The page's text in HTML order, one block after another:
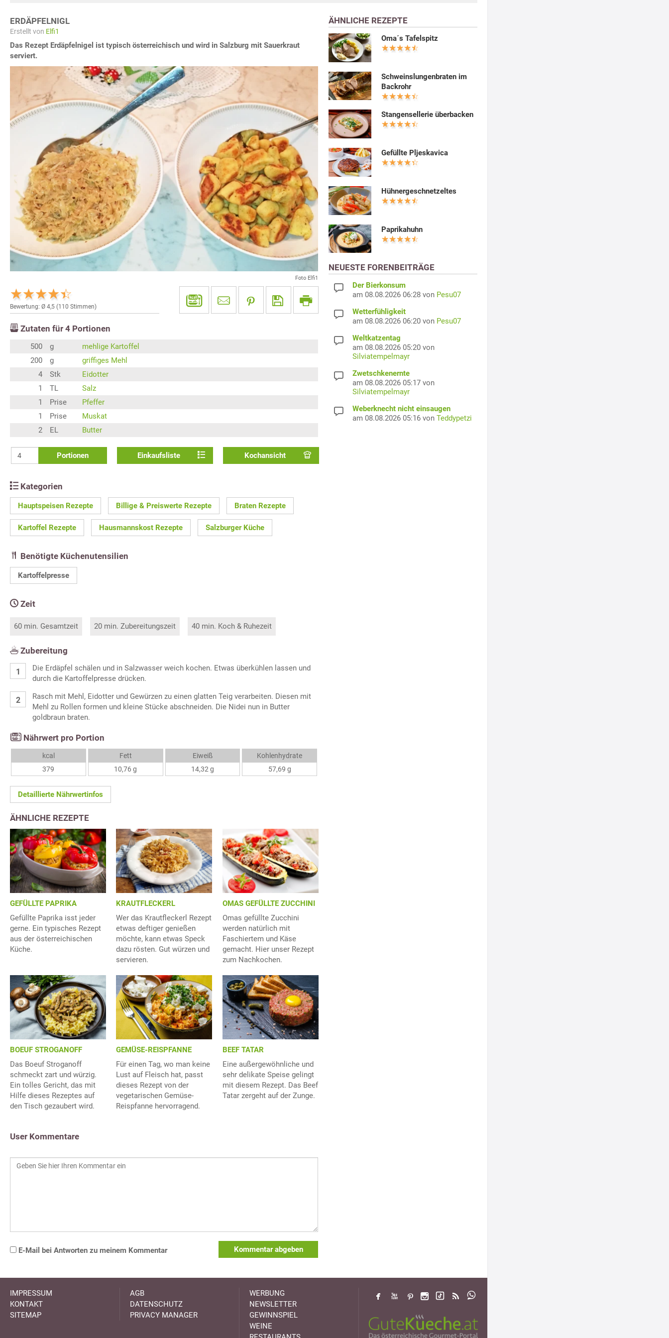
ERDÄPFELNIGL
Erstellt von Elfi1
Das Rezept Erdäpfelnigel ist typisch österreichisch und wird in Salzburg mit Sauerkraut
serviert.
Foto Elfi1
Bewertung: Ø 4,5 (110 Stimmen)
Zutaten für 4 Portionen
500 g
mehlige Kartoffel
200
g
griffiges Mehl
4
Stk
Eidotter
1
TL
Salz
1
Prise
Pfeffer
1
Prise
Muskat
2
EL Butter
Portionen Einkaufsliste Kochansicht
Kategorien
Hauptspeisen Rezepte Billige & Preiswerte Rezepte Braten Rezepte
Kartoffel Rezepte Hausmannskost Rezepte Salzburger Küche
Benötigte Küchenutensilien
Kartoffelpresse
Zeit
60 min. Gesamtzeit 20 min. Zubereitungszeit 40 min. Koch & Ruhezeit
Zubereitung
Die Erdäpfel schälen und in Salzwasser weich kochen. Etwas überkühlen lassen und
durch die Kartoffelpresse drücken.
Rasch mit Mehl, Eidotter und Gewürzen zu einen glatten Teig verarbeiten. Diesen mit
Mehl zu Rollen formen und kleine Stücke abschneiden. Die Nidei nun in Butter
goldbraun braten.
Nährwert pro Portion
kcal
379
Fett
10,76 g
Eiweiß
14,32 g
Kohlenhydrate
57,69 g
Detaillierte Nährwertinfos
ÄHNLICHE REZEPTE
GEFÜLLTE PAPRIKA
Gefüllte Paprika isst jeder
gerne. Ein typisches Rezept
aus der österreichischen
Küche.
KRAUTFLECKERL
Wer das Krautfleckerl Rezept
etwas deftiger genießen
möchte, kann etwas Speck
dazu rösten. Gut würzen und
servieren.
OMAS GEFÜLLTE ZUCCHINI
Omas gefüllte Zucchini
werden natürlich mit
Faschiertem und Käse
gemacht. Hier unser Rezept
zum Nachkochen.
BOEUF STROGANOFF
Das Boeuf Stroganoff
schmeckt zart und würzig.
Ein tolles Gericht, das mit
Hilfe dieses Rezeptes auf
den Tisch gezaubert wird.
GEMÜSE-REISPFANNE
Für einen Tag, wo man keine
Lust auf Fleisch hat, passt
dieses Rezept von der
vegetarischen Gemüse-
Reispfanne hervorragend.
BEEF TATAR
Eine außergewöhnliche und
sehr delikate Speise gelingt
mit diesem Rezept. Das Beef
Tatar zergeht auf der Zunge.
User Kommentare
E-Mail bei Antworten zu meinem Kommentar Kommentar abgeben
ÄHNLICHE REZEPTE
Oma´s Tafelspitz
Schweinslungenbraten im
Backrohr
Stangensellerie überbacken
Gefüllte Pljeskavica
Hühnergeschnetzeltes
Paprikahuhn
NEUESTE FORENBEITRÄGE
Der Bierkonsum
am 08.08.2026 06:28 von Pesu07
Wetterfühligkeit
am 08.08.2026 06:20 von Pesu07
Weltkatzentag
am 08.08.2026 05:20 von
Silviatempelmayr
Zwetschkenernte
am 08.08.2026 05:17 von
Silviatempelmayr
Weberknecht nicht einsaugen
am 08.08.2026 05:16 von Teddypetzi
IMPRESSUM
KONTAKT
SITEMAP
AGB
DATENSCHUTZ
PRIVACY MANAGER
WERBUNG
NEWSLETTER
GEWINNSPIEL
WEINE